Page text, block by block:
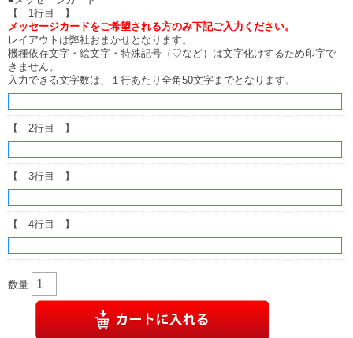
【 1行目 】
メッセージカードをご希望される方のみ下記ご入力ください。
レイアウトは弊社おまかせとなります。
機種依存文字・絵文字・特殊記号（♡など）は文字化けするため印字で
きません。
入力できる文字数は、１行あたり全角50文字までとなります。
【 2行目 】
【 3行目 】
【 4行目 】
数量